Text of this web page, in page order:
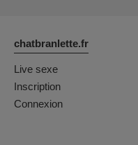
chatbranlette.fr
Live sexe
Inscription
Connexion